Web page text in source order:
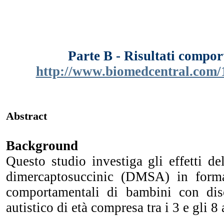
Parte B - Risultati
http://www.biomedcentral.com/
Abstract
Background
Questo studio investiga gli effetti
dimercaptosuccinic (DMSA) in
comportamentali di bambini con
autistico di età compresa tra i 3 e gli 8